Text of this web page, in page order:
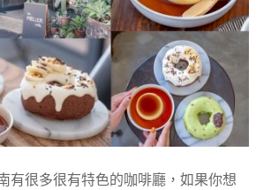
有很多很有特色的咖啡廳，如果你想